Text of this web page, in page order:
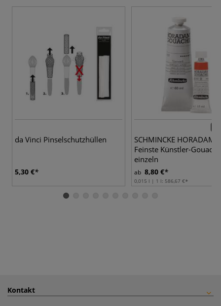
da Vinci Pinselschutzhüllen
5,30 €
SCHMINCKE HORADAM®
Feinste Künstler-
einzeln
ab 8,80 €
0,015 l | 1 l: 586,67 €
Kontakt